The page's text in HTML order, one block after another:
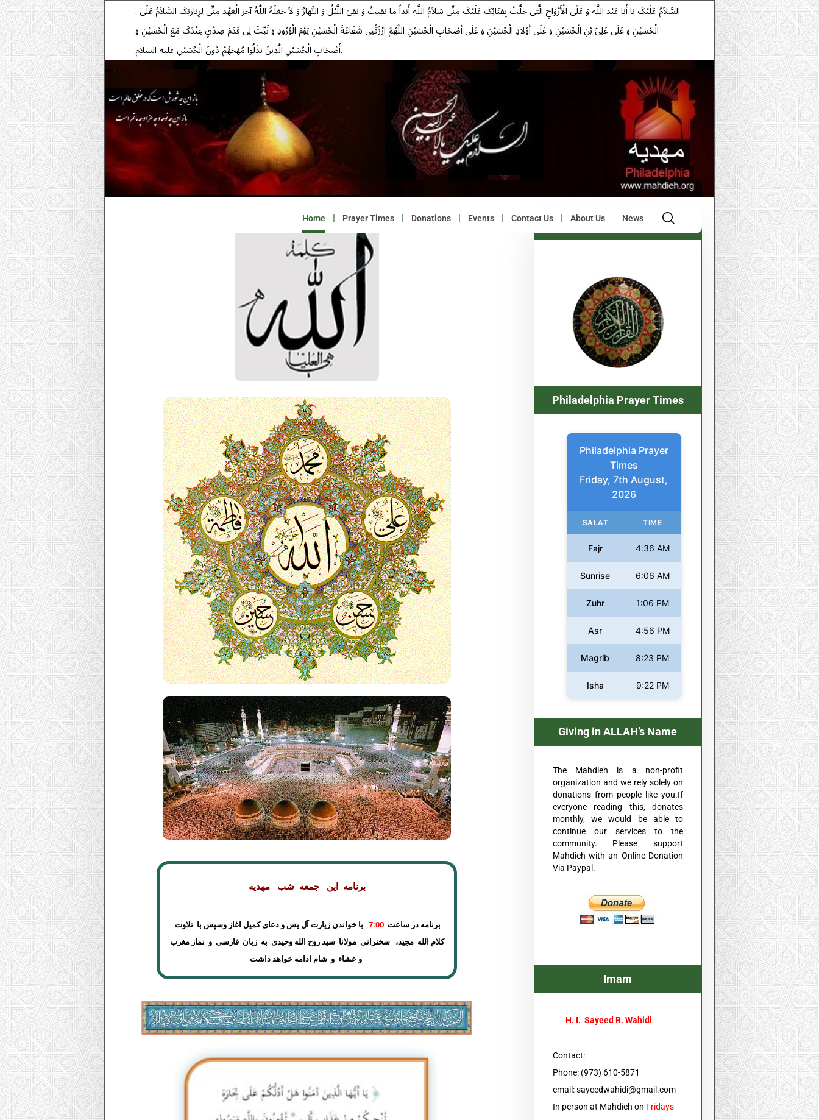
. السَّلاَمُ عَلَیْکَ یَا أَبَا عَبْدِ اللَّهِ وَ عَلَى الْأَرْوَاحِ الَّتِی حَلَّتْ بِفِنَائِکَ عَلَیْکَ مِنِّی سَلاَمُ اللَّهِ أَبَداً مَا بَقِیتُ وَ بَقِیَ اللَّیْلُ وَ النَّهَارُ وَ لاَ جَعَلَهُ اللَّهُ آخِرَ الْعَهْدِ مِنِّی لِزِیَارَتِکَ السَّلاَمُ عَلَى
الْحُسَیْنِ وَ عَلَى عَلِیِّ بْنِ الْحُسَیْنِ وَ عَلَى أَوْلاَدِ الْحُسَیْنِ وَ عَلَى أَصْحَابِ الْحُسَیْنِ اللَّهُمَّ ارْزُقْنِی شَفَاعَةَ الْحُسَیْنِ یَوْمَ الْوُرُودِ وَ ثَبِّتْ لِی قَدَمَ صِدْقٍ عِنْدَکَ مَعَ الْحُسَیْنِ وَ
أَصْحَابِ الْحُسَیْنِ الَّذِینَ بَذَلُوا مُهَجَهُمْ دُونَ الْحُسَیْنِ علیه السلام.
Home Prayer Times Donations Events Contact Us About Us News
برنامه این جمعه شب مهدیه
برنامه در ساعت 7:00 با خواندن زیارت آل یس و دعای کمیل اغاز وسپس با تلاوت
کلام الله مجید، سخنرانی مولانا سید روح الله وحیدی به زبان فارسی و نماز مغرب
Al-Quran Al-Kareem
Philadelphia Prayer Times
Philadelphia Prayer
Times
Friday, 7th August,
2026
SALAT TIME
Fajr 4:36 AM
Sunrise 6:06 AM
Zuhr 1:06 PM
Asr 4:56 PM
Magrib 8:23 PM
Isha 9:22 PM
Giving in ALLAH’s Name
The Mahdieh is a non-profit
organization and we rely solely on
donations from people like you.If
everyone reading this, donates
monthly, we would be able to
continue our services to the
community. Please support
Mahdieh with an Online Donation
Via Paypal.
Imam
H. I. Sayeed R. Wahidi
Contact:
Phone: (973) 610-5871
email:sayeedwahidi@gmail.com
In person at Mahdieh on Fridays